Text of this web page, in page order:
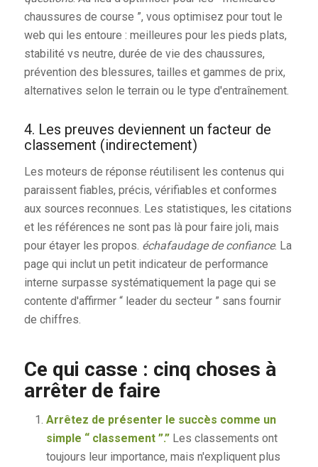
chaussures de course ”, vous optimisez pour tout le
web qui les entoure : meilleures pour les pieds plats,
stabilité vs neutre, durée de vie des chaussures,
prévention des blessures, tailles et gammes de prix,
alternatives selon le terrain ou le type d'entraînement.
4. Les preuves deviennent un facteur de
classement (indirectement)
Les moteurs de réponse réutilisent les contenus qui
paraissent fiables, précis, vérifiables et conformes
aux sources reconnues. Les statistiques, les citations
et les références ne sont pas là pour faire joli, mais
pour étayer les propos. échafaudage de confiance. La
page qui inclut un petit indicateur de performance
interne surpasse systématiquement la page qui se
contente d'affirmer “ leader du secteur ” sans fournir
de chiffres.
Ce qui casse : cinq choses à
arrêter de faire
Arrêtez de présenter le succès comme un
simple “ classement ”.”Les classements ont
toujours leur importance, mais n'expliquent plus